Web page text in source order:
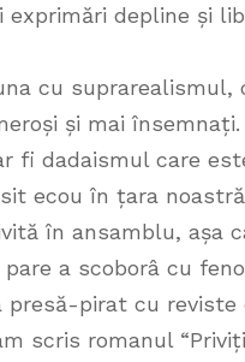
depline și
cu suprarealismul,
și mai
fi dadaismul care
ecou în țara
în ansamblu, așa
a scoborâ cu
pirat cu
scris romanul